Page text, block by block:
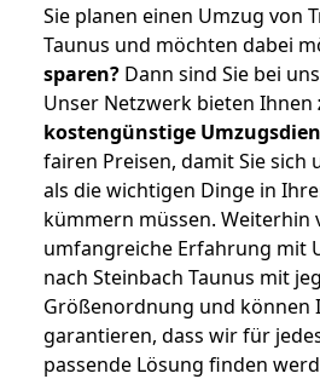
Sie planen einen Umzug von
Taunus und möchten dabei
sparen? Dann sind Sie bei
Unser Netzwerk bieten Ihnen
kostengünstige
fairen Preisen, damit Sie sich
als die wichtigen Dinge in
kümmern müssen.
umfangreiche Erfahrung mit
nach Steinbach Taunus mit
Größenordnung und können
garantieren, dass wir für
passende Lösung finden